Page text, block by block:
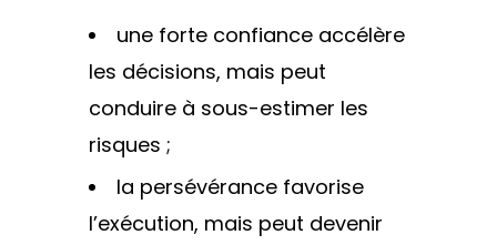
une forte confiance accélère
les décisions, mais peut
conduire à sous-estimer les
risques ;
la persévérance favorise
l’exécution, mais peut devenir